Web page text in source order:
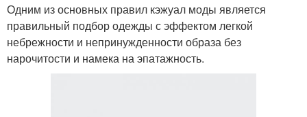
Одним из основных правил кэжуал моды является
правильный подбор одежды с эффектом легкой
небрежности и непринужденности образа без
нарочитости и намека на эпатажность.